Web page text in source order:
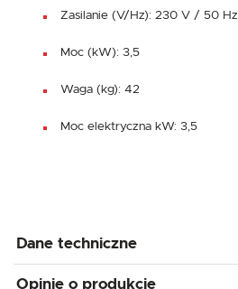
Zasilanie (V/Hz): 230 V / 50 Hz
Moc (kW): 3,5
Waga (kg): 42
Moc elektryczna kW: 3,5
Dane techniczne
Opinie o produkcie